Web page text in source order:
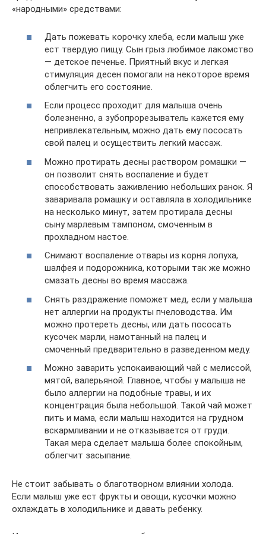
«народными» средствами:
Дать пожевать корочку хлеба, если малыш уже
ест твердую пищу. Сын грыз любимое лакомство
— детское печенье. Приятный вкус и легкая
стимуляция десен помогали на некоторое время
облегчить его состояние.
Если процесс проходит для малыша очень
болезненно, а зубопрорезыватель кажется ему
непривлекательным, можно дать ему пососать
свой палец и осуществить легкий массаж.
Можно протирать десны раствором ромашки —
он позволит снять воспаление и будет
способствовать заживлению небольших ранок. Я
заваривала ромашку и оставляла в холодильнике
на несколько минут, затем протирала десны
сыну марлевым тампоном, смоченным в
прохладном настое.
Снимают воспаление отвары из корня лопуха,
шалфея и подорожника, которыми так же можно
смазать десны во время массажа.
Снять раздражение поможет мед, если у малыша
нет аллергии на продукты пчеловодства. Им
можно протереть десны, или дать пососать
кусочек марли, намотанный на палец и
смоченный предварительно в разведенном меду.
Можно заварить успокаивающий чай с мелиссой,
мятой, валерьяной. Главное, чтобы у малыша не
было аллергии на подобные травы, и их
концентрация была небольшой. Такой чай может
пить и мама, если малыш находится на грудном
вскармливании и не отказывается от груди.
Такая мера сделает малыша более спокойным,
облегчит засыпание.
Не стоит забывать о благотворном влиянии холода.
Если малыш уже ест фрукты и овощи, кусочки можно
охлаждать в холодильнике и давать ребенку.